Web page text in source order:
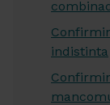
indistinta